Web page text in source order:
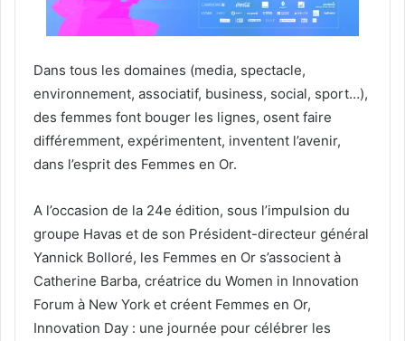
Dans tous les domaines (media, spectacle,
environnement, associatif, business, social, sport…),
des femmes font bouger les lignes, osent faire
différemment, expérimentent, inventent l’avenir,
dans l’esprit des Femmes en Or.
A l’occasion de la 24e édition, sous l’impulsion du
groupe Havas et de son Président-directeur général
Yannick Bolloré, les Femmes en Or s’associent à
Catherine Barba, créatrice du Women in Innovation
Forum à New York et créent Femmes en Or,
Innovation Day : une journée pour célébrer les